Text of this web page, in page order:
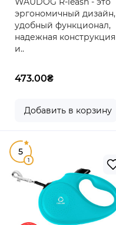
эргономичный дизайн,
удобный функционал,
надежная конструкция
и..
473.00₴
Добавить в корзину
5
1